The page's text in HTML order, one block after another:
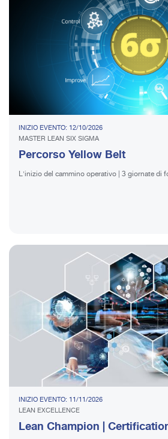
INIZIO EVENTO: 12/10/2026
MASTER LEAN SIX SIGMA
Percorso Yellow Belt
L'inizio del cammino operativo | 3 giornate di
INIZIO EVENTO: 11/11/2026
LEAN EXCELLENCE
Lean Champion |